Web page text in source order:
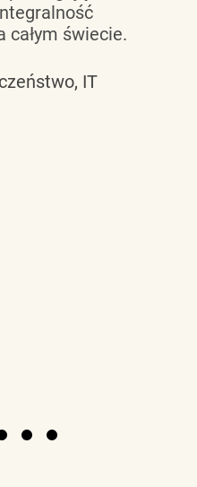
całym świecie.
IT